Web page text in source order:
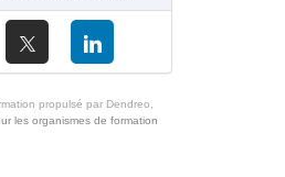
propulsé par Dendreo,
les organismes de formation